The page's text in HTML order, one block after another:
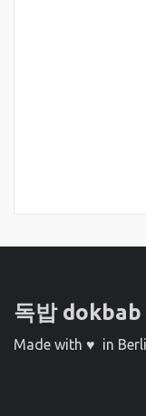
독밥 dokbab
Made with ♥ in